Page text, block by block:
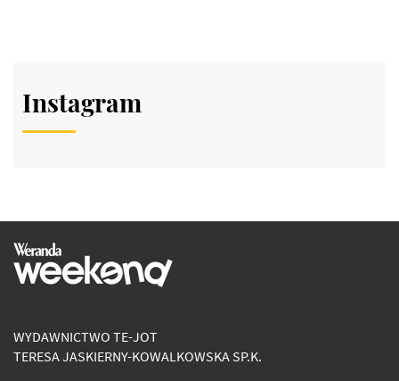
Instagram
WYDAWNICTWO TE-JOT
TERESA JASKIERNY-KOWALKOWSKA SP.K.